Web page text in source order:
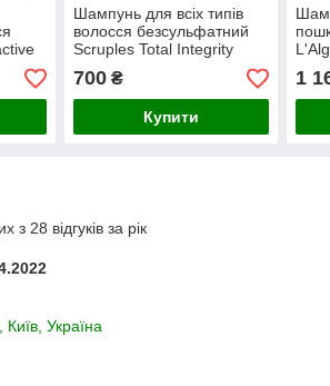
Шампунь для всіх типів
волосся безсульфатний
Scruples Total Integrity
Ultra Rich Shampoo 350
мл
700₴
Купити
250
1
з 28 відгуків за рік
Київ, Україна